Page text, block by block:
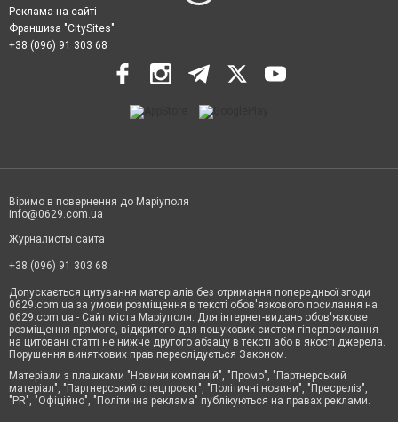
Реклама на сайті
Франшиза "CitySites"
+38 (096) 91 303 68
Віримо в повернення до Маріуполя
info@0629.com.ua
Журналисты сайта
+38 (096) 91 303 68
Допускається цитування матеріалів без отримання попередньої згоди
0629.com.ua за умови розміщення в тексті обов'язкового посилання на
0629.com.ua - Сайт міста Маріуполя. Для інтернет-видань обов'язкове
розміщення прямого, відкритого для пошукових систем гіперпосилання
на цитовані статті не нижче другого абзацу в тексті або в якості джерела.
Порушення виняткових прав переслідується Законом.
Матеріали з плашками "Новини компаній", "Промо", "Партнерський
матеріал", "Партнерський спецпроєкт", "Політичні новини", "Пресреліз",
"PR", "Офіційно", "Політична реклама" публікуються на правах реклами.